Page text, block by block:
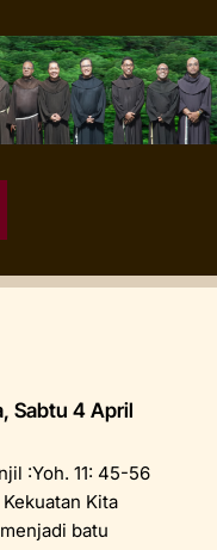
Sabtu 4 April
:Yoh. 11: 45-56
Kita
batu